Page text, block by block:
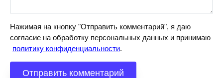
Нажимая на кнопку "Отправить комментарий", я даю
согласие на обработку персональных данных и принимаю
политику конфиденциальности.